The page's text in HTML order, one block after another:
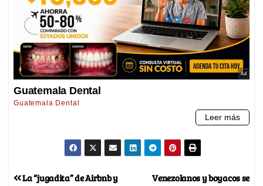
Venezolanos y boyacos se
La “jugadita” de Airbnb y